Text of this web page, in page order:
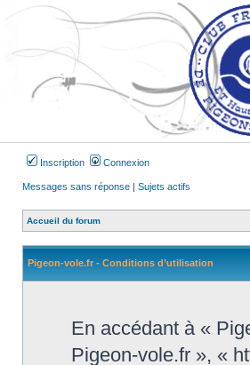
Inscription Connexion
Messages sans réponse | Sujets actifs
Accueil du forum
Pigeon-vole.fr - Conditions d’utilisation
En accédant à «
Pigeon-vole.fr », «